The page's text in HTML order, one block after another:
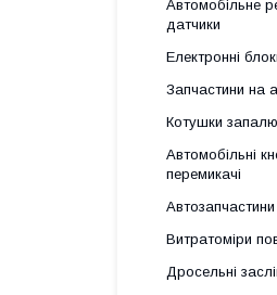
Автомобільне
датчики
Електронні
Запчастини на
Котушки
Автомобільні
перемикачі
Автозапчастини
Витратоміри
Дросельні